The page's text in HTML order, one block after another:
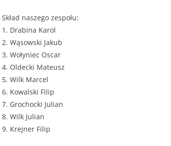
Skład naszego zespołu:
1. Drabina Karol
2. Wąsowski Jakub
3. Wołyniec Oscar
4. Oldecki Mateusz
5. Wilk Marcel
6. Kowalski Filip
7. Grochocki Julian
8. Wilk Julian
9. Krejner Filip